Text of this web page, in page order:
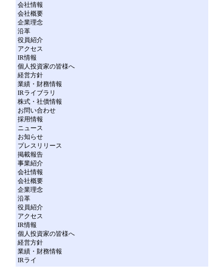
会社情報
会社概要
企業理念
沿革
役員紹介
アクセス
IR情報
個人投資家の皆様へ
経営方針
業績・財務情報
IRライブラリ
株式・社債情報
お問い合わせ
採用情報
ニュース
お知らせ
プレスリリース
掲載報告
事業紹介
会社情報
会社概要
企業理念
沿革
役員紹介
アクセス
IR情報
個人投資家の皆様へ
経営方針
業績・財務情報
IRライ